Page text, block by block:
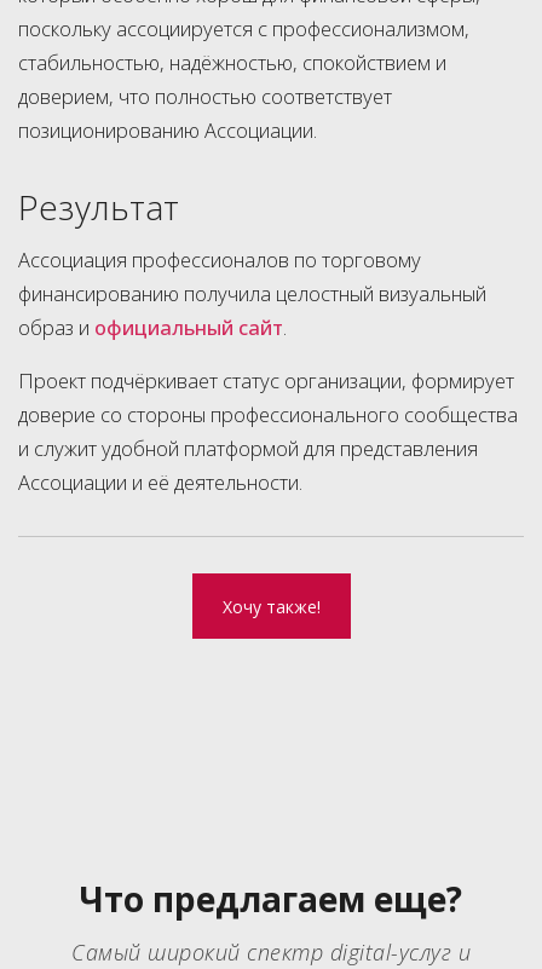
поскольку ассоциируется с профессионализмом,
стабильностью, надёжностью, спокойствием и
доверием, что полностью соответствует
позиционированию Ассоциации.
Результат
Ассоциация профессионалов по торговому
финансированию получила целостный визуальный
образ и официальный сайт.
Проект подчёркивает статус организации, формирует
доверие со стороны профессионального сообщества
и служит удобной платформой для представления
Ассоциации и её деятельности.
Хочу также!
Что предлагаем еще?
Самый широкий спектр digital-услуг и